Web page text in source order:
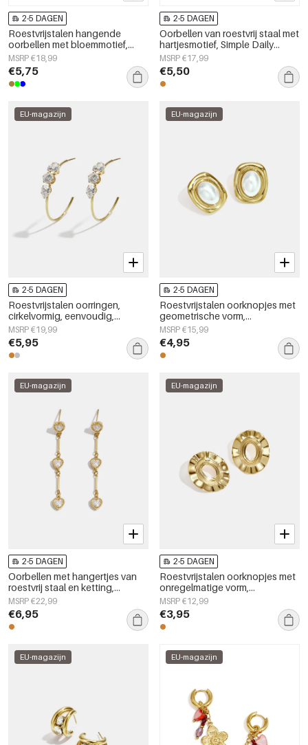
2-5 DAGEN
Roestvrijstalen hangende
oorbellen met bloemmotief,
eenvoudige, alledaagse en
eenvoudige serie voor dames.
MSRP €18,99
€5,75
2-5 DAGEN
Oorbellen van roestvrij staal met
hartjesmotief, Simple Daily
Simple serie, dames sieraden
MSRP €17,99
€5,50
EU-magazijn
2-5 DAGEN
Roestvrijstalen oorringen,
cirkelvormig, eenvoudig,
dagelijks gebruik, eenvoudige
serie, damessieraden
MSRP €19,99
€5,95
EU-magazijn
2-5 DAGEN
Roestvrijstalen oorknopjes met
geometrische vorm,
eenvoudige, alledaagse serie,
damessieraden
MSRP €15,99
€4,95
EU-magazijn
2-5 DAGEN
Oorbellen met hangertjes van
roestvrij staal en ketting,
elegant, geschikt voor feestjes
en bijeenkomsten, luxe serie
damessieraden
MSRP €22,99
€6,95
EU-magazijn
2-5 DAGEN
Roestvrijstalen oorknopjes met
onregelmatige vorm,
eenvoudige, alledaagse serie,
dames sieraden
MSRP €12,99
€3,95
EU-magazijn EU-magazijn